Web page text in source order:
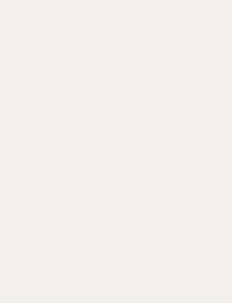
oder entspannte Tage
Minute Urlaub in Bulgarien genießt
ohne lange Vorplanung. Lass
verzaubern, entdecke UNESCO-
Energie in einem komfortablen All
Bei TUI buchst du kurzfristig Flug,
Sorglos-Paket – perfekt für deinen
Meer.
Urlaub Last Minute